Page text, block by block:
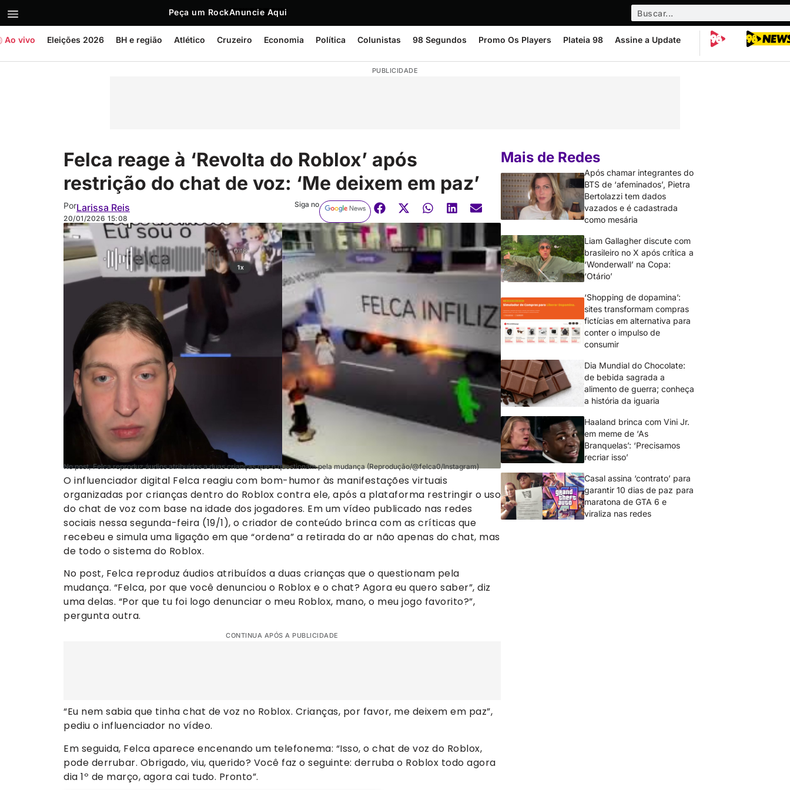
Peça um RockAnuncie Aqui
Ao vivo Eleições 2026 BH e região Atlético Cruzeiro Economia Política Colunistas 98 Segundos Promo Os Players Plateia 98 Assine a Update
PUBLICIDADE
Felca reage à ‘Revolta do Roblox’ após
restrição do chat de voz: ‘Me deixem em paz’
PorLarissa Reis
20/01/2026 15:08
Siga no
No post, Felca reproduz áudios atribuídos a duas crianças que o questionam pela mudança (Reprodução/@felca0/Instagram)
O influenciador digital Felca reagiu com bom-humor às manifestações virtuais
organizadas por crianças dentro do Roblox contra ele, após a plataforma restringir o uso
do chat de voz com base na idade dos jogadores. Em um vídeo publicado nas redes
sociais nessa segunda-feira (19/1), o criador de conteúdo brinca com as críticas que
recebeu e simula uma ligação em que “ordena” a retirada do ar não apenas do chat, mas
de todo o sistema do Roblox.
No post, Felca reproduz áudios atribuídos a duas crianças que o questionam pela
mudança. “Felca, por que você denunciou o Roblox e o chat? Agora eu quero saber”, diz
uma delas. “Por que tu foi logo denunciar o meu Roblox, mano, o meu jogo favorito?”,
pergunta outra.
CONTINUA APÓS A PUBLICIDADE
“Eu nem sabia que tinha chat de voz no Roblox. Crianças, por favor, me deixem em paz”,
pediu o influenciador no vídeo.
Em seguida, Felca aparece encenando um telefonema: “Isso, o chat de voz do Roblox,
pode derrubar. Obrigado, viu, querido? Você faz o seguinte: derruba o Roblox todo agora
dia 1º de março, agora cai tudo. Pronto”.
Mais de Redes
Após chamar integrantes do
BTS de ‘afeminados’, Pietra
Bertolazzi tem dados
vazados e é cadastrada
como mesária
Liam Gallagher discute com
brasileiro no X após crítica a
‘Wonderwall’ na Copa:
‘Otário’
‘Shopping de dopamina’:
sites transformam compras
fictícias em alternativa para
conter o impulso de
consumir
Dia Mundial do Chocolate:
de bebida sagrada a
alimento de guerra; conheça
a história da iguaria
Haaland brinca com Vini Jr.
em meme de ‘As
Branquelas’: ‘Precisamos
recriar isso’
Casal assina ‘contrato’ para
garantir 10 dias de paz para
maratona de GTA 6 e
viraliza nas redes